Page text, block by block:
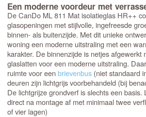
Een moderne voordeur met
De CanDo ML 811 Mat isolatieglas HR++
glasopeningen met stijlvolle, ingefreesde
binnen- als buitenzijde. Met dit unieke
woning een moderne uitstraling met een
karakter. De binnenzijde is netjes afgewerkt
glaslatten voor een moderne uitstraling.
ruimte voor eenbrievenbus (niet standaard
deuren zijn lichtgrijs voorbehandeld (bij
De lichtgrijze grondverf is slechts een basis.
direct na montage af met minimaal twee
of vier lagen)